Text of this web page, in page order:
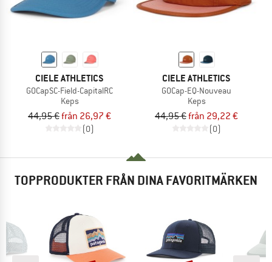
CIELE ATHLETICS
GOCapSC-Field-CapitalRC
Keps
44,95 €från 26,97 €
(0)
CIELE ATHLETICS
GOCap-EQ-Nouveau
Keps
44,95 €från 29,22 €
(0)
TOPPRODUKTER FRÅN DINA FAVORITMÄRKEN